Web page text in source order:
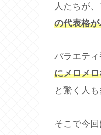
人たちが
の代表格
バラエテ
にメロメ
と驚く人
そこで今